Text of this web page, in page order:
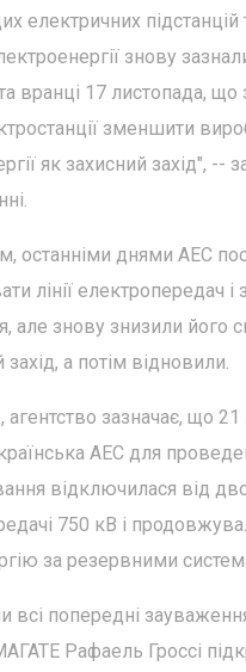
електричних підстанцій
знову
вранці 17 листопада, що
зменшити
як захисний захід", --
останніми днями АЕС
лінії електропередач і
але знову знизили його
а потім відновили.
агентство зазначає, що
АЕС для
відключилася від
750 кВ і
за резервними
всі попередні
Рафаель Гроссі